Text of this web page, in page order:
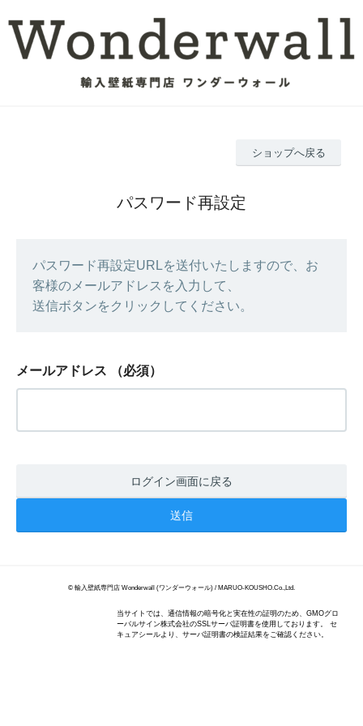
ショップへ戻る
パスワード再設定
パスワード再設定URLを送付いたしますので、お
客様のメールアドレスを入力して、
送信ボタンをクリックしてください。
メールアドレス （必須）
ログイン画面に戻る
© 輸入壁紙専門店 Wonderwall (ワンダーウォール) / MARUO-KOUSHO.Co.,Ltd.
当サイトでは、通信情報の暗号化と実在性の証明のため、GMOグロ
ーバルサイン株式会社のSSLサーバ証明書を使用しております。 セ
キュアシールより、サーバ証明書の検証結果をご確認ください。